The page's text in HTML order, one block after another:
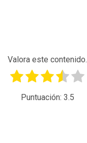
Valora este contenido.
Puntuación: 3.5